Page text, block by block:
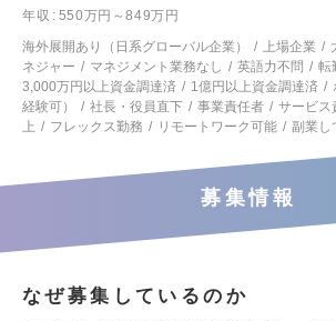
年収
550万円～849万円
海外展開あり（日系グローバル企業）
上場企業
ネジャー
マネジメント業務なし 英語力不問 転
3,000万円以上資金調達済
1億円以上資金調達済
経験可）
社長・役員直下 事業責任者 サービス
上
フレックス勤務 リモートワーク可能 副業し
募集情報
なぜ募集しているのか